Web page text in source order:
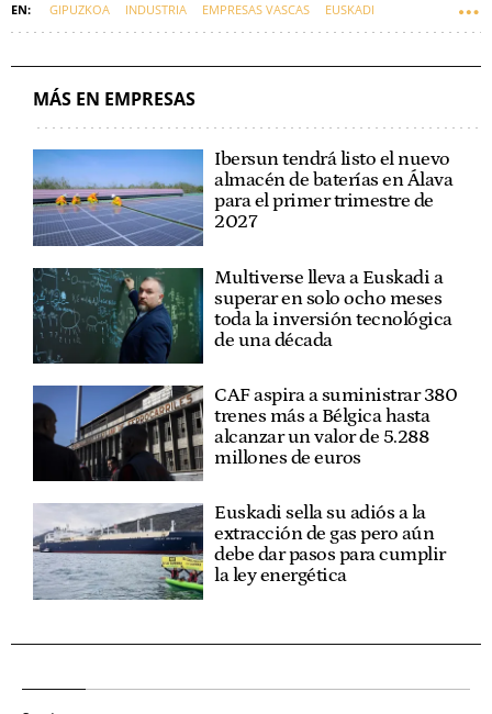
GIPUZKOA INDUSTRIA EMPRESAS VASCAS EUSKADI
MÁS EN EMPRESAS
Ibersun tendrá listo el nuevo
almacén de baterías en Álava
para el primer trimestre de
2027
Multiverse lleva a Euskadi a
superar en solo ocho meses
toda la inversión tecnológica
de una década
CAF aspira a suministrar 380
trenes más a Bélgica hasta
alcanzar un valor de 5.288
millones de euros
Euskadi sella su adiós a la
extracción de gas pero aún
debe dar pasos para cumplir
la ley energética